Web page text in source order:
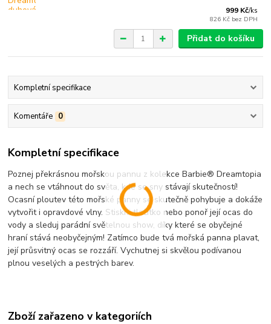
999 Kč/ks
826 Kč bez DPH
Přidat do košíku
Kompletní specifikace
Komentáře 0
Kompletní specifikace
Poznej překrásnou mořskou pannu z kolekce Barbie® Dreamtopia
a nech se vtáhnout do světa, kde se sny stávají skutečností!
Ocasní ploutev této mořské panny se skutečně pohybuje a dokáže
vytvořit i opravdové vlny. Stiskni tlačítko nebo ponoř její ocas do
vody a sleduj parádní světelnou show, díky které se obyčejné
hraní stává neobyčejným! Zatímco bude tvá mořská panna plavat,
její průsvitný ocas se rozzáří. Vychutnej si skvělou podívanou
plnou veselých a pestrých barev.
Zboží zařazeno v kategoriích